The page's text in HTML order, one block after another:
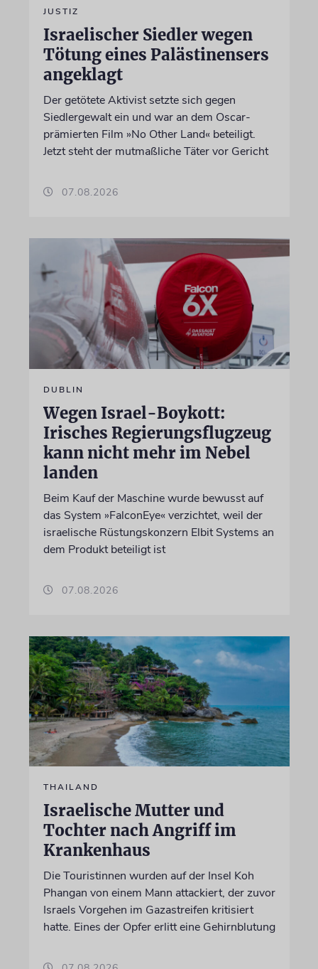
JUSTIZ
Israelischer Siedler wegen
Tötung eines Palästinensers
angeklagt
Der getötete Aktivist setzte sich gegen
Siedlergewalt ein und war an dem Oscar-
prämierten Film »No Other Land« beteiligt.
Jetzt steht der mutmaßliche Täter vor Gericht
07.08.2026
DUBLIN
Wegen Israel-Boykott:
Irisches Regierungsflugzeug
kann nicht mehr im Nebel
landen
Beim Kauf der Maschine wurde bewusst auf
das System »FalconEye« verzichtet, weil der
israelische Rüstungskonzern Elbit Systems an
dem Produkt beteiligt ist
07.08.2026
THAILAND
Israelische Mutter und
Tochter nach Angriff im
Krankenhaus
Die Touristinnen wurden auf der Insel Koh
Phangan von einem Mann attackiert, der zuvor
Israels Vorgehen im Gazastreifen kritisiert
hatte. Eines der Opfer erlitt eine Gehirnblutung